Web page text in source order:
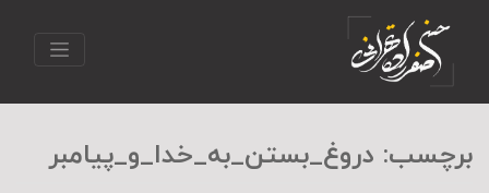
برچسب: دروغ_بستن_به_خدا_و_پیامبر